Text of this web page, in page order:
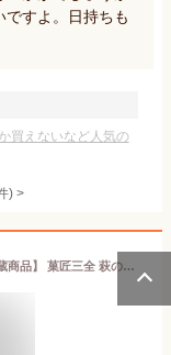
ですよ。日持ちも
買えないなど人気の
) >
東北 お土産 【仙台駅倉庫出荷】【常温・冷蔵商品】 菓匠三全 萩の月 20個入 仙台 お土産 東北 土産 東北みやげ お菓子 スイーツ 和菓子 カステラ ワッフル まんじゅう お年賀 お中元 御中元 お歳暮 御歳暮 内祝い お取り寄せ ギフト プレゼント のし可